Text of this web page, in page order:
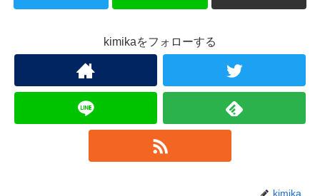
kimikaをフォローする
kimika